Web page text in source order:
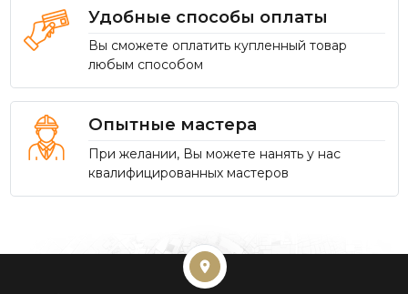
Удобные способы оплаты
Вы сможете оплатить купленный товар
любым способом
Опытные мастера
При желании, Вы можете нанять у нас
квалифицированных мастеров